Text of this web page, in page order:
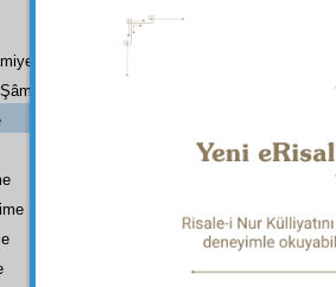
Mukaddemesi
Eserinin Tercümesi